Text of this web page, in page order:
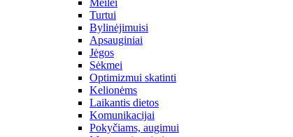
Meilei
Turtui
Bylinėjimuisi
Apsauginiai
Jėgos
Sėkmei
Optimizmui skatinti
Kelionėms
Laikantis dietos
Komunikacijai
Pokyčiams, augimui